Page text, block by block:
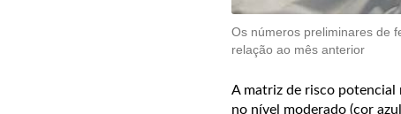
Os números preliminares de
relação ao mês anterior
A matriz de risco potencial
no nível moderado (cor